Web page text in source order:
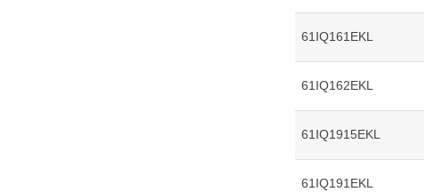
61IQ161EKL
61IQ162EKL
61IQ1915EKL
61IQ191EKL